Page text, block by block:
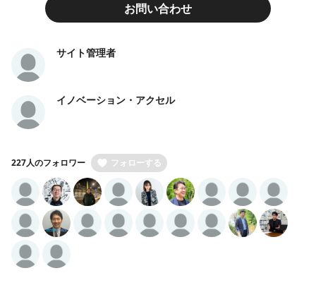
お問い合わせ
サイト管理者
イノベーション・アクセル
227人のフォロワー フォローする